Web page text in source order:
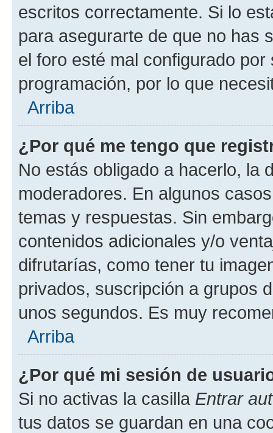
escritos correctamente. Si lo
para asegurarte de que no has
el foro esté mal configurado
programación, por lo que
Arriba
¿Por qué me tengo que
No estás obligado a hacerlo, la
moderadores. En algunos
temas y respuestas. Sin
contenidos adicionales y/o
difrutarías, como tener tu
privados, suscripción a grupos
unos segundos. Es muy
Arriba
¿Por qué mi sesión de
Si no activas la casilla Entrar
tus datos se guardan en una